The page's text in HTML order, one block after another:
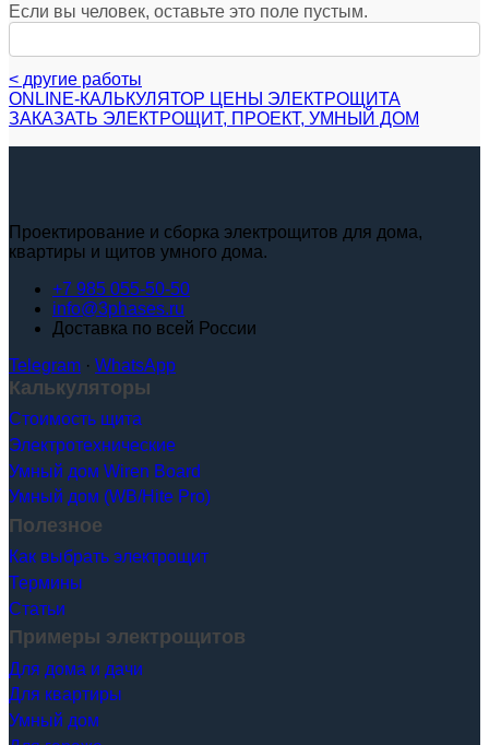
Если вы человек, оставьте это поле пустым.
< другие работы
ONLINE-КАЛЬКУЛЯТОР ЦЕНЫ ЭЛЕКТРОЩИТА
ЗАКАЗАТЬ ЭЛЕКТРОЩИТ, ПРОЕКТ, УМНЫЙ ДОМ
Проектирование и сборка электрощитов для дома,
квартиры и щитов умного дома.
+7 985 055-50-50
info@3phases.ru
Доставка по всей России
Telegram · WhatsApp
Калькуляторы
Стоимость щита
Электротехнические
Умный дом Wiren Board
Умный дом (WB/Hite Pro)
Полезное
Как выбрать электрощит
Термины
Статьи
Примеры электрощитов
Для дома и дачи
Для квартиры
Умный дом